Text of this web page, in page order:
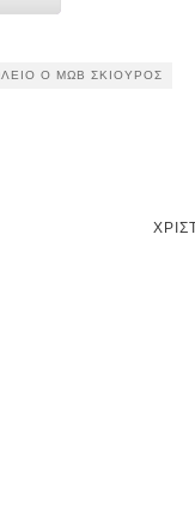
Ο ΜΩΒ ΣΚΊΟΥΡΟΣ